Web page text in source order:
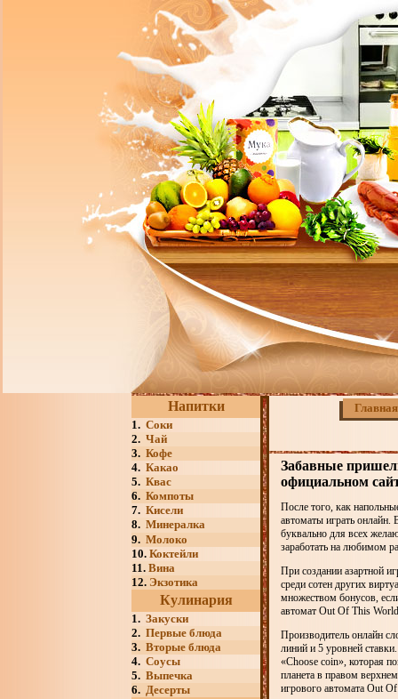
Напитки
1. Соки
2. Чай
3. Кофе
4. Какао
5. Квас
6. Компоты
7. Кисели
8. Минералка
9. Молоко
10. Коктейли
11. Вина
12. Экзотика
Кулинария
1. Закуски
2. Первые блюда
3. Вторые блюда
4. Соусы
5. Выпечка
6. Десерты
Главная
Забавные
официальном
После того, как
автоматы играть онлайн.
буквально для всех
заработать на любимом
При создании азартной
среди сотен других
множеством бонусов,
автомат Out Of This
Производитель онлайн
линий и 5 уровней
«Choose coin», которая
планета в правом
игрового автомата Out